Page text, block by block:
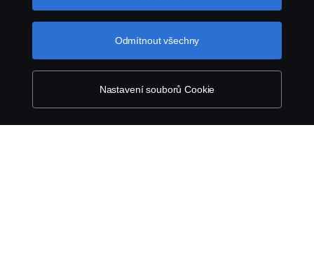
Všeobecné obchodní podmínky
Oznámení porušení předpisů
Zásady Cookies
Nastavení Cookie
Nastavení souborů Cookie
Odmítnout všechny